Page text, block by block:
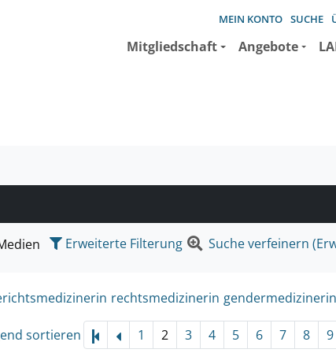
MEIN KONTO SUCHE
Mitgliedschaft Angebote
wollen.Erweiterte Filterung Suche verfeinern
rechtsmedizinerin gendermedizinerin
sortieren 1 2 3 4 5 6 7 8 9